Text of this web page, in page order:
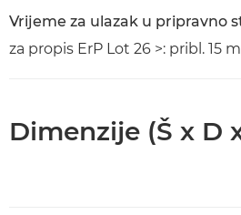
Vrijeme za ulazak u pripravno
za propis ErP Lot 26 >: pribl. 15
Dimenzije (Š x D